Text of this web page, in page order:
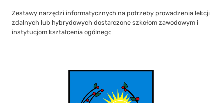
Zestawy narzędzi informatycznych na potrzeby prowadzenia lekcji
zdalnych lub hybrydowych dostarczone szkołom zawodowym i
instytucjom kształcenia ogólnego